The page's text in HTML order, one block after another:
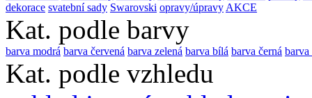
dekorace svatební sady Swarovski opravy/úpravy AKCE
Kat. podle barvy
barva modrá barva červená barva zelená barva bílá barva černá barva
Kat. podle vzhledu